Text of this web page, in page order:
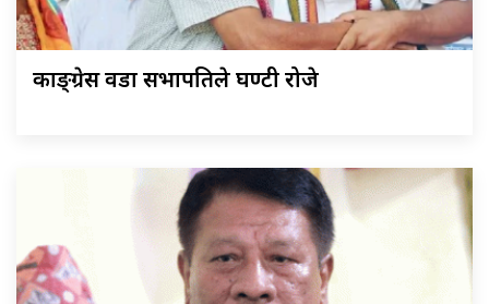
काङ्ग्रेस वडा सभापतिले घण्टी रोजे